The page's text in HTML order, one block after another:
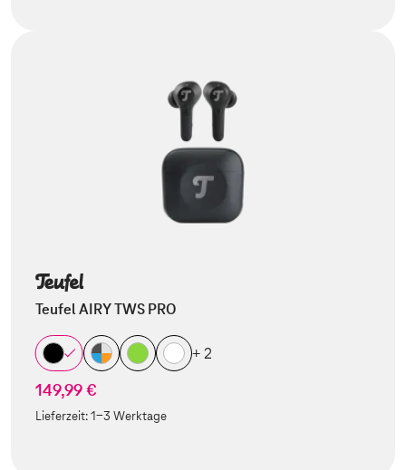
Teufel AIRY TWS PRO
+ 2
149,99 €
Lieferzeit:1-3 Werktage